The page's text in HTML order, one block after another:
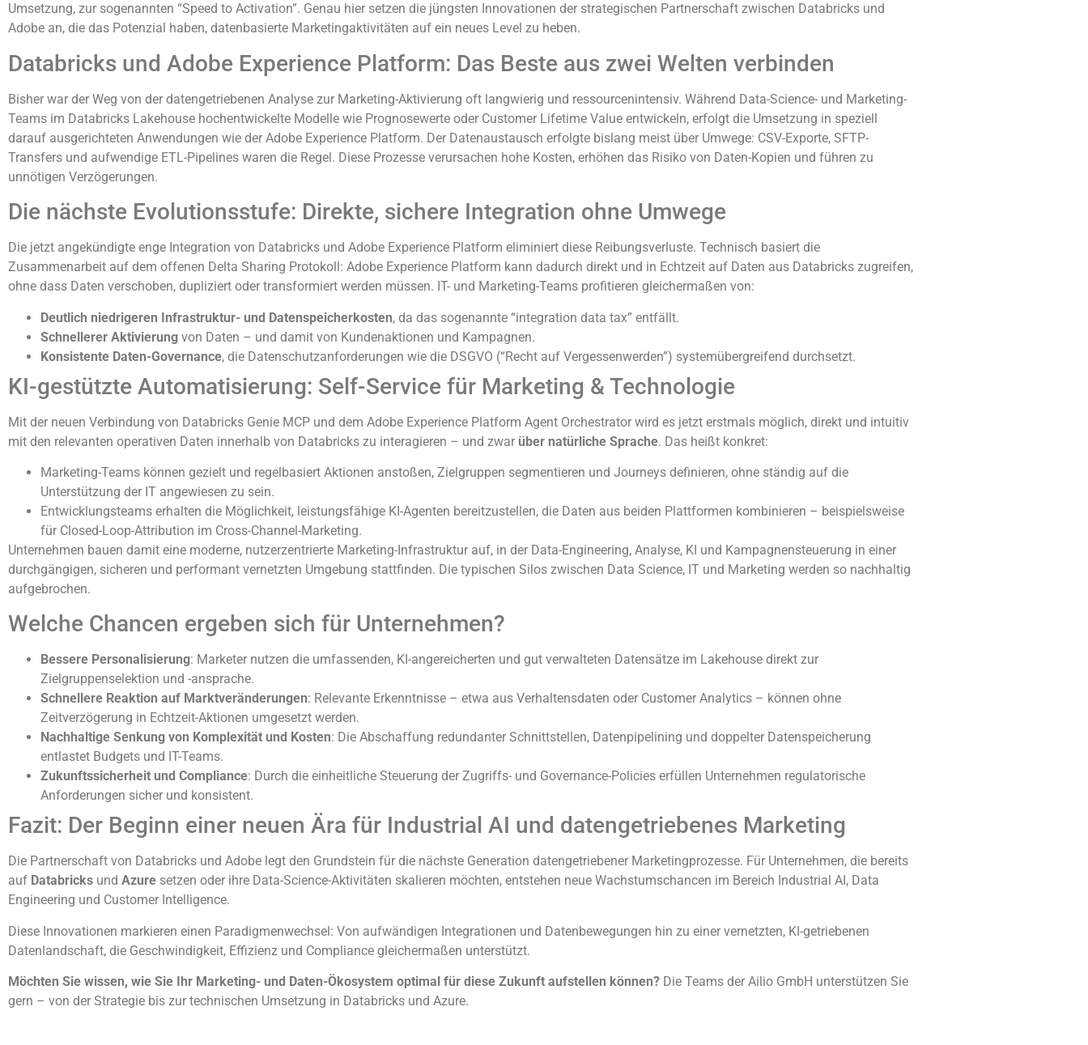
Umsetzung, zur sogenannten “Speed to Activation”. Genau hier setzen die jüngsten Innovationen der strategischen Partnerschaft zwischen Databricks und
Adobe an, die das Potenzial haben, datenbasierte Marketingaktivitäten auf ein neues Level zu heben.
Databricks und Adobe Experience Platform: Das Beste aus zwei Welten verbinden
Bisher war der Weg von der datengetriebenen Analyse zur Marketing-Aktivierung oft langwierig und ressourcenintensiv. Während Data-Science- und Marketing-
Teams im Databricks Lakehouse hochentwickelte Modelle wie Prognosewerte oder Customer Lifetime Value entwickeln, erfolgt die Umsetzung in speziell
darauf ausgerichteten Anwendungen wie der Adobe Experience Platform. Der Datenaustausch erfolgte bislang meist über Umwege: CSV-Exporte, SFTP-
Transfers und aufwendige ETL-Pipelines waren die Regel. Diese Prozesse verursachen hohe Kosten, erhöhen das Risiko von Daten-Kopien und führen zu
unnötigen Verzögerungen.
Die nächste Evolutionsstufe: Direkte, sichere Integration ohne Umwege
Die jetzt angekündigte enge Integration von Databricks und Adobe Experience Platform eliminiert diese Reibungsverluste. Technisch basiert die
Zusammenarbeit auf dem offenen Delta Sharing Protokoll: Adobe Experience Platform kann dadurch direkt und in Echtzeit auf Daten aus Databricks zugreifen,
ohne dass Daten verschoben, dupliziert oder transformiert werden müssen. IT- und Marketing-Teams profitieren gleichermaßen von:
Deutlich niedrigeren Infrastruktur- und Datenspeicherkosten, da das sogenannte “integration data tax” entfällt.
Schnellerer Aktivierung von Daten – und damit von Kundenaktionen und Kampagnen.
Konsistente Daten-Governance, die Datenschutzanforderungen wie die DSGVO (“Recht auf Vergessenwerden”) systemübergreifend durchsetzt.
KI-gestützte Automatisierung: Self-Service für Marketing & Technologie
Mit der neuen Verbindung von Databricks Genie MCP und dem Adobe Experience Platform Agent Orchestrator wird es jetzt erstmals möglich, direkt und intuitiv
mit den relevanten operativen Daten innerhalb von Databricks zu interagieren – und zwar über natürliche Sprache. Das heißt konkret:
Marketing-Teams können gezielt und regelbasiert Aktionen anstoßen, Zielgruppen segmentieren und Journeys definieren, ohne ständig auf die
Unterstützung der IT angewiesen zu sein.
Entwicklungsteams erhalten die Möglichkeit, leistungsfähige KI-Agenten bereitzustellen, die Daten aus beiden Plattformen kombinieren – beispielsweise
für Closed-Loop-Attribution im Cross-Channel-Marketing.
Unternehmen bauen damit eine moderne, nutzerzentrierte Marketing-Infrastruktur auf, in der Data-Engineering, Analyse, KI und Kampagnensteuerung in einer
durchgängigen, sicheren und performant vernetzten Umgebung stattfinden. Die typischen Silos zwischen Data Science, IT und Marketing werden so nachhaltig
aufgebrochen.
Welche Chancen ergeben sich für Unternehmen?
Bessere Personalisierung: Marketer nutzen die umfassenden, KI-angereicherten und gut verwalteten Datensätze im Lakehouse direkt zur
Zielgruppenselektion und -ansprache.
Schnellere Reaktion auf Marktveränderungen: Relevante Erkenntnisse – etwa aus Verhaltensdaten oder Customer Analytics – können ohne
Zeitverzögerung in Echtzeit-Aktionen umgesetzt werden.
Nachhaltige Senkung von Komplexität und Kosten: Die Abschaffung redundanter Schnittstellen, Datenpipelining und doppelter Datenspeicherung
entlastet Budgets und IT-Teams.
Zukunftssicherheit und Compliance: Durch die einheitliche Steuerung der Zugriffs- und Governance-Policies erfüllen Unternehmen regulatorische
Anforderungen sicher und konsistent.
Fazit: Der Beginn einer neuen Ära für Industrial AI und datengetriebenes Marketing
Die Partnerschaft von Databricks und Adobe legt den Grundstein für die nächste Generation datengetriebener Marketingprozesse. Für Unternehmen, die bereits
auf Databricks und Azure setzen oder ihre Data-Science-Aktivitäten skalieren möchten, entstehen neue Wachstumschancen im Bereich Industrial AI, Data
Engineering und Customer Intelligence.
Diese Innovationen markieren einen Paradigmenwechsel: Von aufwändigen Integrationen und Datenbewegungen hin zu einer vernetzten, KI-getriebenen
Datenlandschaft, die Geschwindigkeit, Effizienz und Compliance gleichermaßen unterstützt.
Möchten Sie wissen, wie Sie Ihr Marketing- und Daten-Ökosystem optimal für diese Zukunft aufstellen können? Die Teams der Ailio GmbH unterstützen Sie
gern – von der Strategie bis zur technischen Umsetzung in Databricks und Azure.